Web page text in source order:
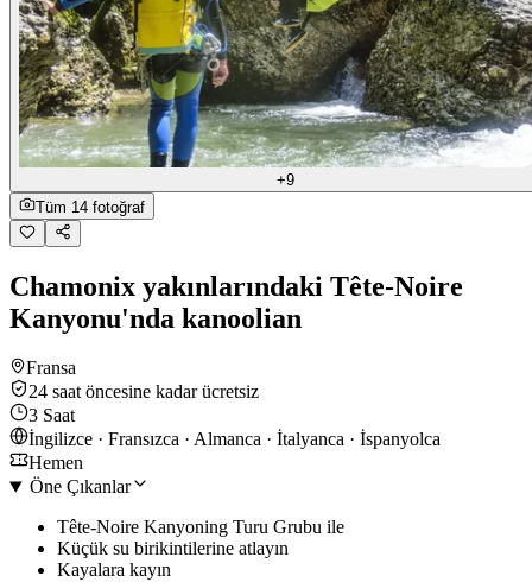
+9
Tüm 14 fotoğraf
Chamonix yakınlarındaki Tête-Noire
Kanyonu'nda kanoolian
Fransa
24 saat öncesine kadar ücretsiz
3 Saat
İngilizce · Fransızca · Almanca · İtalyanca · İspanyolca
Hemen
Öne Çıkanlar
Tête-Noire Kanyoning Turu Grubu ile
Küçük su birikintilerine atlayın
Kayalara kayın